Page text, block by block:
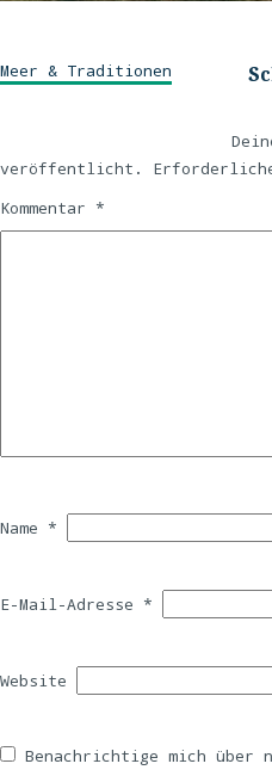
Meer & Traditionen
veröffentlicht.
Kommentar *
Name *
E-Mail-Adresse *
Website
Benachrichtige mich über